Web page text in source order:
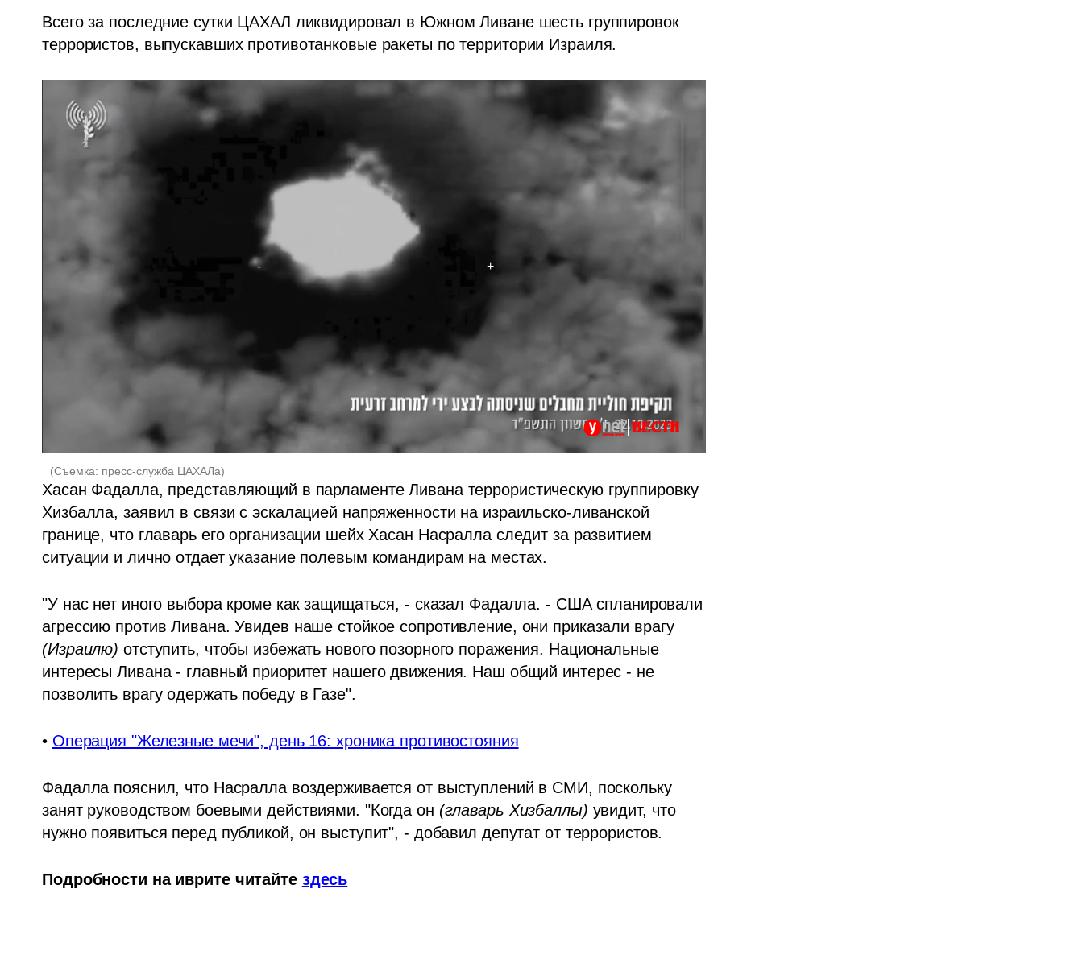
Всего за последние сутки ЦАХАЛ ликвидировал в Южном Ливане шесть группировок
террористов, выпускавших противотанковые ракеты по территории Израиля.
(Съемка: пресс-служба ЦАХАЛа)
Хасан Фадалла, представляющий в парламенте Ливана террористическую группировку
Хизбалла, заявил в связи с эскалацией напряженности на израильско-ливанской
границе, что главарь его организации шейх Хасан Насралла следит за развитием
ситуации и лично отдает указание полевым командирам на местах.
"У нас нет иного выбора кроме как защищаться, - сказал Фадалла. - США спланировали
агрессию против Ливана. Увидев наше стойкое сопротивление, они приказали врагу
(Израилю) отступить, чтобы избежать нового позорного поражения. Национальные
интересы Ливана - главный приоритет нашего движения. Наш общий интерес - не
позволить врагу одержать победу в Газе".
• Операция "Железные мечи", день 16: хроника противостояния
Фадалла пояснил, что Насралла воздерживается от выступлений в СМИ, поскольку
занят руководством боевыми действиями. "Когда он (главарь Хизбаллы) увидит, что
нужно появиться перед публикой, он выступит", - добавил депутат от террористов.
Подробности на иврите читайте здесь